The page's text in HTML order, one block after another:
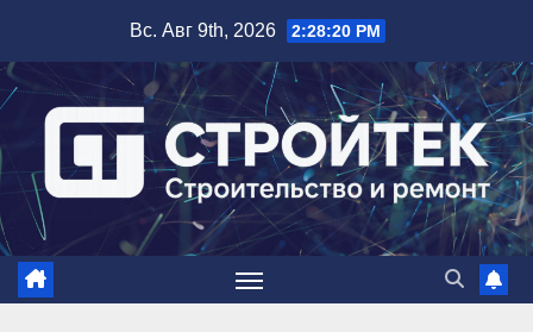
содержимому
Вс. Авг 9th, 2026 2:28:21 PM